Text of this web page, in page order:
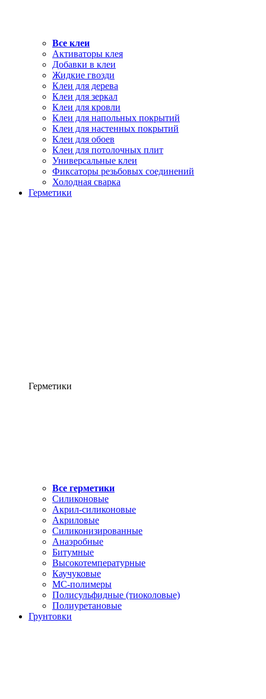
Все клеи
Активаторы клея
Добавки в клеи
Жидкие гвозди
Клеи для дерева
Клеи для зеркал
Клеи для кровли
Клеи для напольных покрытий
Клеи для настенных покрытий
Клеи для обоев
Клеи для потолочных плит
Универсальные клеи
Фиксаторы резьбовых соединений
Холодная сварка
Герметики
Герметики
Все герметики
Силиконовые
Акрил-силиконовые
Акриловые
Силиконизированные
Анаэробные
Битумные
Высокотемпературные
Каучуковые
МС-полимеры
Полисульфидные (тиоколовые)
Полиуретановые
Грунтовки